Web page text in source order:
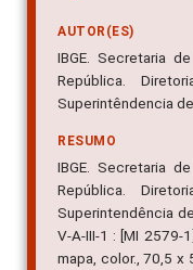
AUTOR(ES)
IBGE. Secretaria
República.
Superintêndencia
RESUMO
IBGE. Secretaria
República.
Superintendência
V-A-III-1 : [MI 2579-
mapa, color., 70,5 x